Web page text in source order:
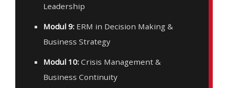
Leadership
Modul 9: ERM in Decision Making &
Business Strategy
Modul 10: Crisis Management &
Business Continuity